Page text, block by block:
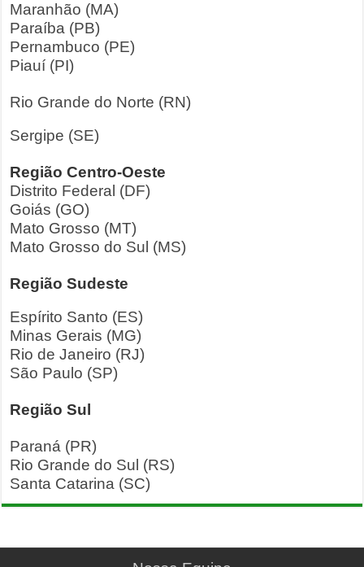
Maranhão (MA)
Paraíba (PB)
Pernambuco (PE)
Piauí (PI)
Rio Grande do Norte (RN)
Sergipe (SE)
Região Centro-Oeste
Distrito Federal (DF)
Goiás (GO)
Mato Grosso (MT)
Mato Grosso do Sul (MS)
Região Sudeste
Espírito Santo (ES)
Minas Gerais (MG)
Rio de Janeiro (RJ)
São Paulo (SP)
Região Sul
Paraná (PR)
Rio Grande do Sul (RS)
Santa Catarina (SC)